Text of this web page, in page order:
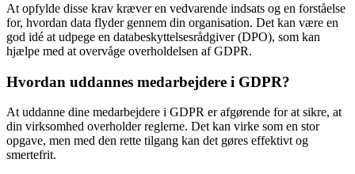
At opfylde disse krav kræver en vedvarende indsats og en forståelse
for, hvordan data flyder gennem din organisation. Det kan være en
god idé at udpege en databeskyttelsesrådgiver (DPO), som kan
hjælpe med at overvåge overholdelsen af GDPR.
Hvordan uddannes medarbejdere i GDPR?
At uddanne dine medarbejdere i GDPR er afgørende for at sikre, at
din virksomhed overholder reglerne. Det kan virke som en stor
opgave, men med den rette tilgang kan det gøres effektivt og
smertefrit.